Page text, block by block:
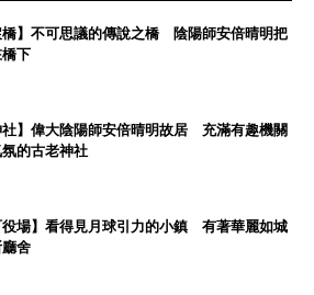
橋】不可思議的傳說之橋 陰陽師安倍晴明把
下
社】偉大陰陽師安倍晴明故居 充滿有趣機關
的古老神社
役場】看得見月球引力的小鎮 有著華麗如城
舍